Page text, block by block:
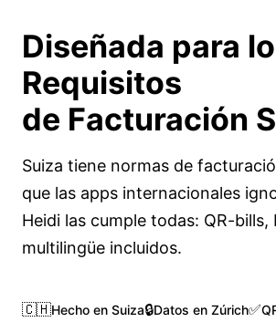
Diseñada para
Requisitos
de Facturación
Suiza tiene normas de
que las apps internacionales
Heidi las cumple todas: QR-
multilingüe incluidos.
🇨🇭Hecho en Suiza🔒Datos en Zúrich✅